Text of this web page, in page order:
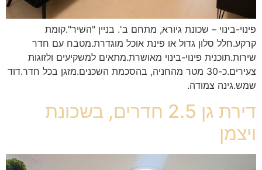
פינוי-בינוי – שכונת גיורא, מתחם ב'. בניין "השיר".קומת
קרקע.חלל סלון גדול או פינת אוכל מוגדרת.מטבח עם חדר
שירות.תוכנית פינוי-בינוי מאושרת.מתאים למשקיעים ולזוגות
צעירים.כ-30 מטר מהחניה, בהסכמת השכנים.מזגן בכל חדר.דוד
שמש.גינה צמודה.
דירת גן 2.5 חדרים, בשכונת
ויצמן